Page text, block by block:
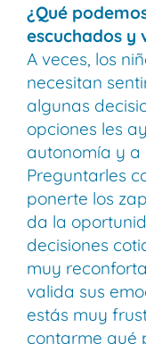
¿Qué
escuchados y
A veces, los
necesitan
algunas
opciones les
autonomía y a
Preguntarles
ponerte los
da la
decisiones
muy
valida sus
estás muy
contarme qué